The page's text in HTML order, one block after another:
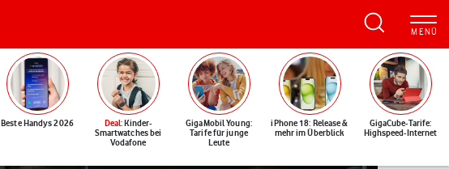
Beste Handys 2026 Deal: Kinder-
Smartwatches bei
Vodafone
GigaMobil Young:
Tarife für junge
Leute
iPhone 18: Release &
mehr im Überblick
GigaCube-Tarife:
Highspeed-Internet